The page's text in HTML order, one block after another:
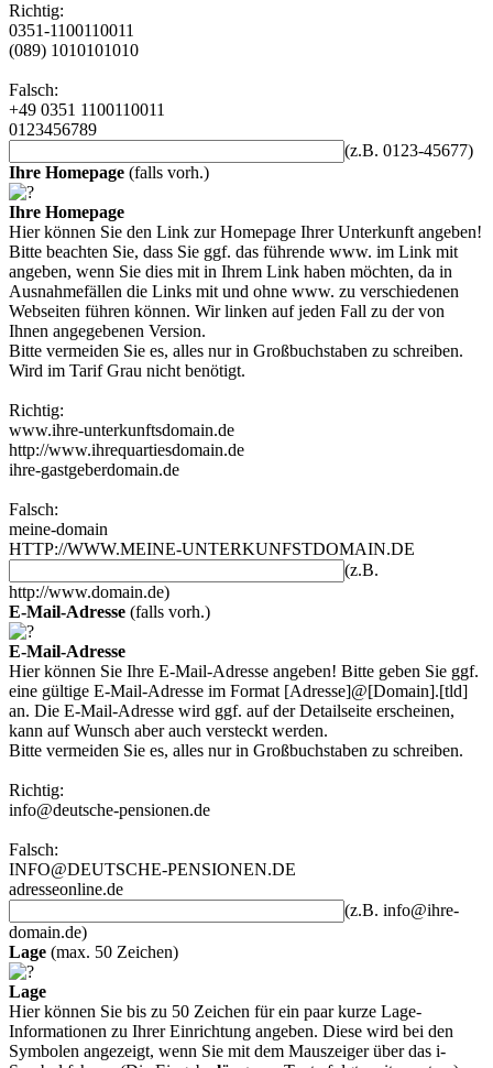
Richtig:
0351-1100110011
(089) 1010101010
Falsch:
+49 0351 1100110011
0123456789
(z.B. 0123-45677)
Ihre Homepage (falls vorh.)
Ihre Homepage
Hier können Sie den Link zur Homepage Ihrer Unterkunft angeben!
Bitte beachten Sie, dass Sie ggf. das führende www. im Link mit
angeben, wenn Sie dies mit in Ihrem Link haben möchten, da in
Ausnahmefällen die Links mit und ohne www. zu verschiedenen
Webseiten führen können. Wir linken auf jeden Fall zu der von
Ihnen angegebenen Version.
Bitte vermeiden Sie es, alles nur in Großbuchstaben zu schreiben.
Wird im Tarif Grau nicht benötigt.
Richtig:
www.ihre-unterkunftsdomain.de
http://www.ihrequartiesdomain.de
ihre-gastgeberdomain.de
Falsch:
meine-domain
HTTP://WWW.MEINE-UNTERKUNFSTDOMAIN.DE
(z.B.
http://www.domain.de)
E-Mail-Adresse (falls vorh.)
E-Mail-Adresse
Hier können Sie Ihre E-Mail-Adresse angeben! Bitte geben Sie ggf.
eine gültige E-Mail-Adresse im Format [Adresse]@[Domain].[tld]
an. Die E-Mail-Adresse wird ggf. auf der Detailseite erscheinen,
kann auf Wunsch aber auch versteckt werden.
Bitte vermeiden Sie es, alles nur in Großbuchstaben zu schreiben.
Richtig:
info@deutsche-pensionen.de
Falsch:
INFO@DEUTSCHE-PENSIONEN.DE
adresseonline.de
(z.B. info@ihre-
domain.de)
Lage (max. 50 Zeichen)
Lage
Hier können Sie bis zu 50 Zeichen für ein paar kurze Lage-
Informationen zu Ihrer Einrichtung angeben. Diese wird bei den
Symbolen angezeigt, wenn Sie mit dem Mauszeiger über das i-